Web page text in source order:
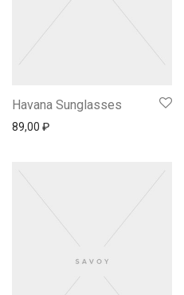
Havana Sunglasses
89,00 ₽